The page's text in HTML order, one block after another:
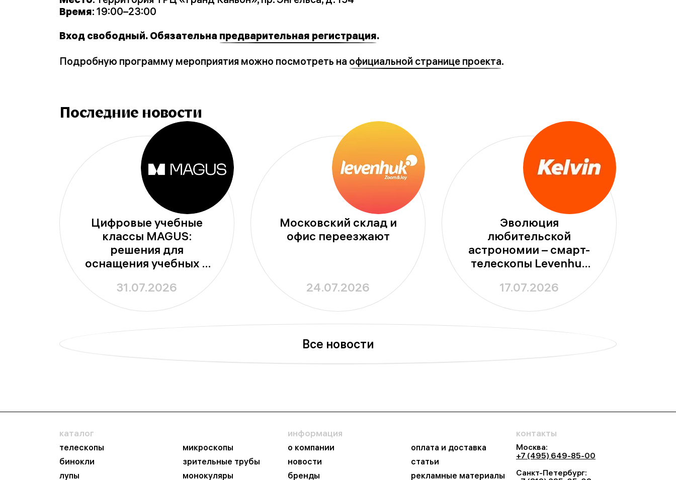
Время: 19:00–23:00
Вход свободный. Обязательна предварительная регистрация.
Подробную программу мероприятия можно посмотреть на официальной странице проекта.
Последние новости
Цифровые учебные
классы MAGUS:
решения для
оснащения учебных и
лабораторий
31.07.2026
Московский склад и
офис переезжают
24.07.2026
Эволюция
любительской
астрономии – смарт-
телескопы Levenhuk
складе
17.07.2026
Все новости
каталог
телескопы
микроскопы
бинокли
зрительные трубы
лупы
монокуляры
информация
о компании
оплата и доставка
новости
статьи
бренды
рекламные материалы
контакты
Москва:
+7 (495) 649-85-00
Санкт-Петербург: